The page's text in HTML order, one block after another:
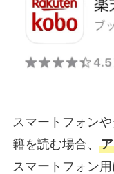
スマートフォン
籍を読む場合、
スマートフォン